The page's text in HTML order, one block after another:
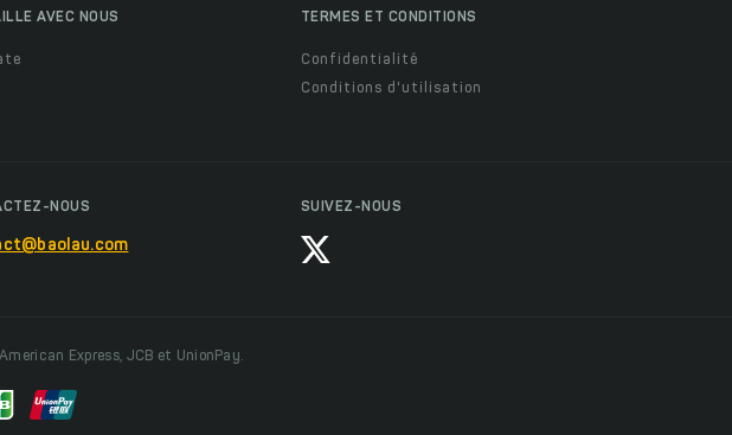
AVEC NOUS TERMES ET CONDITIONS
Confidentialité
Conditions d'utilisation
NOUS SUIVEZ-NOUS
Express, JCB et UnionPay.